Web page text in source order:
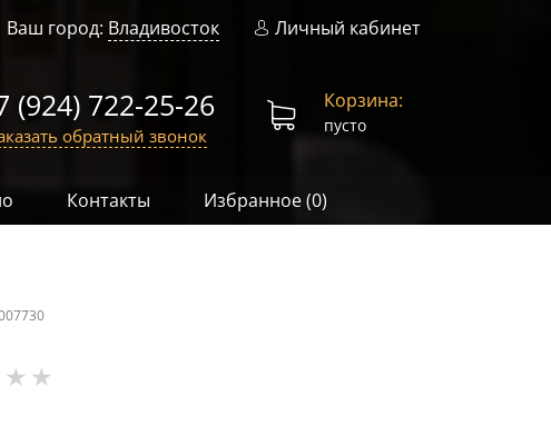
Ваш город: Владивосток Личный кабинет
(924) 722-25-26
обратный звонок
Корзина:
пусто
Контакты Избранное (0)